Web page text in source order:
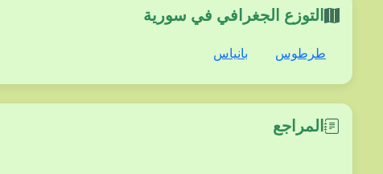
التوزع الجغرافي في سورية
طرطوس بانياس
المراجع